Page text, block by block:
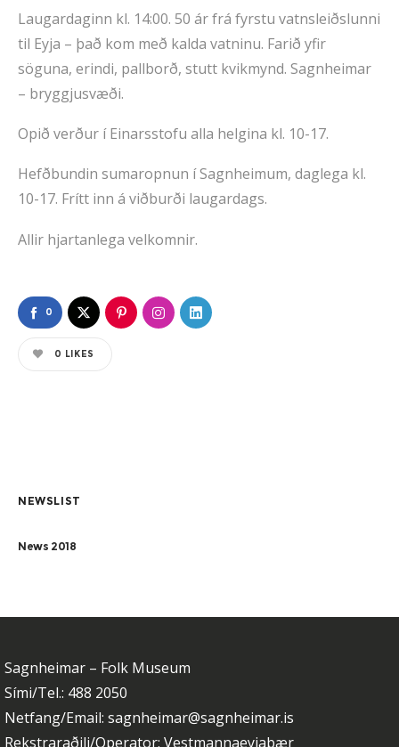
Laugardaginn kl. 14:00. 50 ár frá fyrstu vatnsleiðslunni
til Eyja – það kom með kalda vatninu. Farið yfir
söguna, erindi, pallborð, stutt kvikmynd. Sagnheimar
– bryggjusvæði.
Opið verður í Einarsstofu alla helgina kl. 10-17.
Hefðbundin sumaropnun í Sagnheimum, daglega kl.
10-17. Frítt inn á viðburði laugardags.
Allir hjartanlega velkomnir.
0
0 LIKES
NEWSLIST
News 2018
Sagnheimar – Folk Museum
Sími/Tel.: 488 2050
Netfang/Email: sagnheimar@sagnheimar.is
Rekstraraðili/Operator: Vestmannaeyjabær